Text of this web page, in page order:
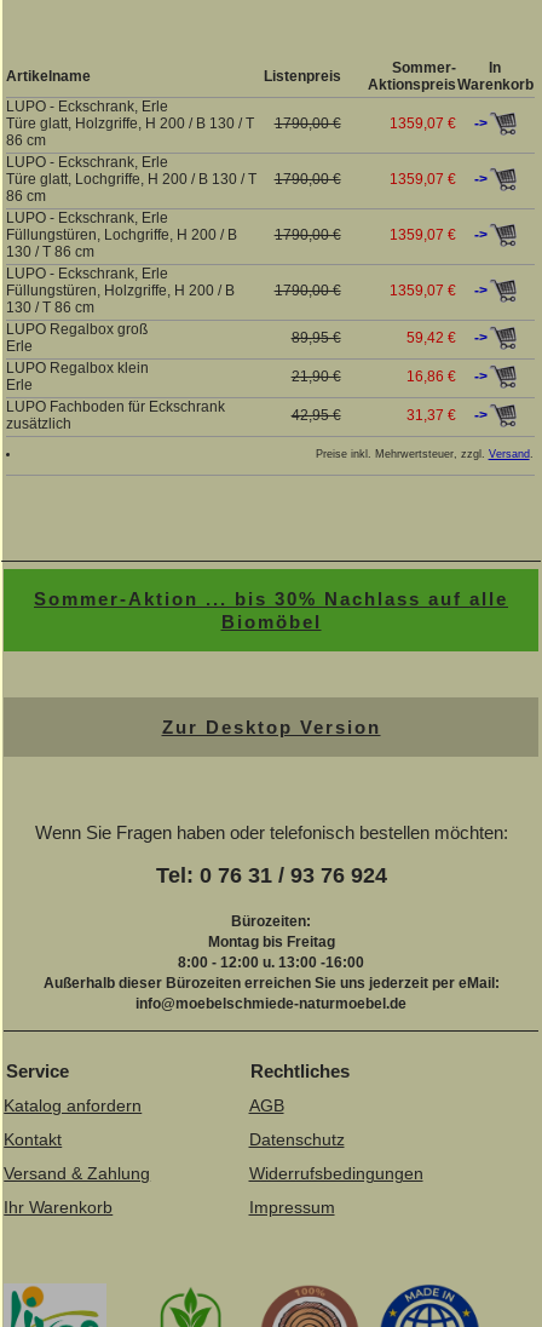
Artikelname Listenpreis
Sommer-
Aktionspreis
In
Warenkorb
LUPO - Eckschrank, Erle
Türe glatt, Holzgriffe, H 200 / B 130 / T
86 cm
1790,00 € 1359,07 € ->
LUPO - Eckschrank, Erle
Türe glatt, Lochgriffe, H 200 / B 130 / T
86 cm
1790,00 € 1359,07 € ->
LUPO - Eckschrank, Erle
Füllungstüren, Lochgriffe, H 200 / B
130 / T 86 cm
1790,00 € 1359,07 € ->
LUPO - Eckschrank, Erle
Füllungstüren, Holzgriffe, H 200 / B
130 / T 86 cm
1790,00 € 1359,07 € ->
LUPO Regalbox groß
Erle
89,95 € 59,42 €
->
LUPO Regalbox klein
Erle
21,90 € 16,86 €
->
LUPO Fachboden für Eckschrank
zusätzlich
42,95 € 31,37 € ->
Preise inkl. Mehrwertsteuer, zzgl. Versand.
Sommer-Aktion ... bis 30% Nachlass auf alle
Biomöbel
Zur Desktop Version
Wenn Sie Fragen haben oder telefonisch bestellen möchten:
Tel: 0 76 31 / 93 76 924
Bürozeiten:
Montag bis Freitag
8:00 - 12:00 u. 13:00 -16:00
Außerhalb dieser Bürozeiten erreichen Sie uns jederzeit per eMail:
info@moebelschmiede-naturmoebel.de
Service
Katalog anfordern
Kontakt
Versand & Zahlung
Ihr Warenkorb
Rechtliches
AGB
Datenschutz
Widerrufsbedingungen
Impressum